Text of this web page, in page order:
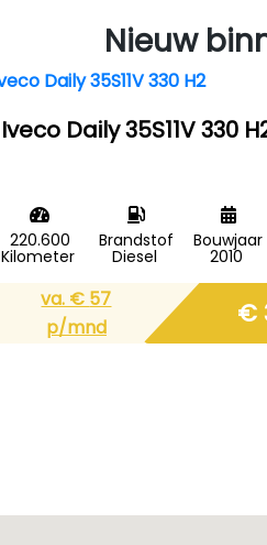
Nieuw
Iveco Daily 35S11V 330
220.600
Kilometer
Brandstof
Diesel
Bouwjaar
2010
va. € 57
p/mnd
€